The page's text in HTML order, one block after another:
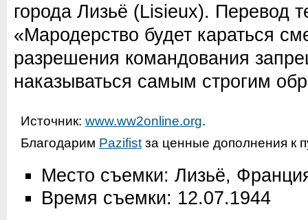
города Лизьё (Lisieux). Перевод
«Мародерство будет караться
разрешения командования
наказываться самым строгим
Источник: www.ww2online.org.
Благодарим Pazifist за ценные дополнения к
Место съемки: Лизьё,
Время съемки: 12.07.1944